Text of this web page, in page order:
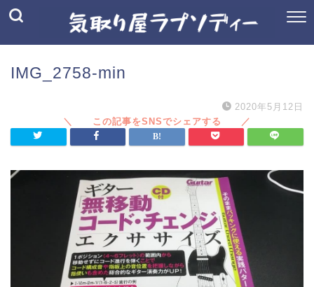
IMG_2758-min
2020年5月12日